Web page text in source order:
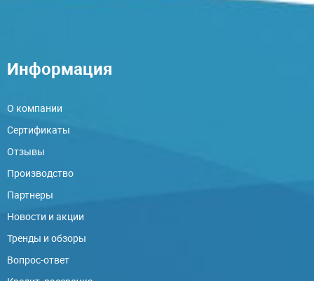
Информация
О компании
Сертификаты
Отзывы
Производство
Партнеры
Новости и акции
Тренды и обзоры
Вопрос-ответ